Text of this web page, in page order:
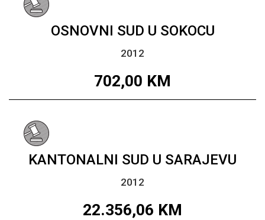
OSNOVNI SUD U SOKOCU
2012
702,00 KM
KANTONALNI SUD U SARAJEVU
2012
22.356,06 KM